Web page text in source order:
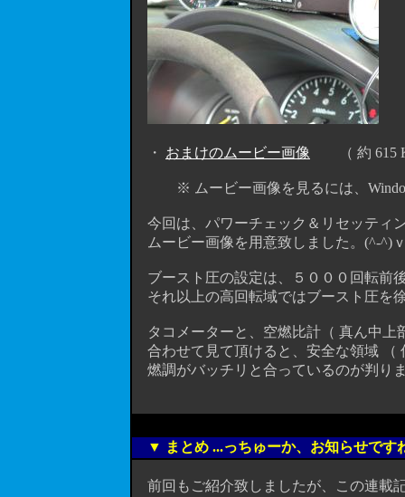
・ おまけのムービー画像 （ 約 615
※ ムービー画像を見るには、
今回は、パワーチェック＆リセッティ
ムービー画像を用意致しました。(^-^)
ブースト圧の設定は、５０００回転前
それ以上の高回転域ではブースト圧を
タコメーターと、空燃比計（ 真ん中上
合わせて見て頂けると、安全な領域 （
燃調がバッチリと合っているのが判り
▼ まとめ ...っちゅーか、お知らせです
前回もご紹介致しましたが、この連載